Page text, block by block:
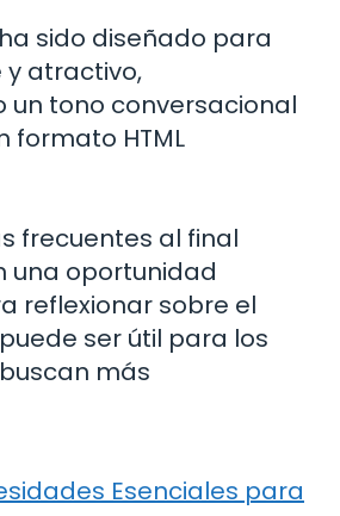
sido diseñado para
y atractivo,
un tono conversacional
formato HTML
frecuentes al final
una oportunidad
reflexionar sobre el
ser útil para los
más
Esenciales para